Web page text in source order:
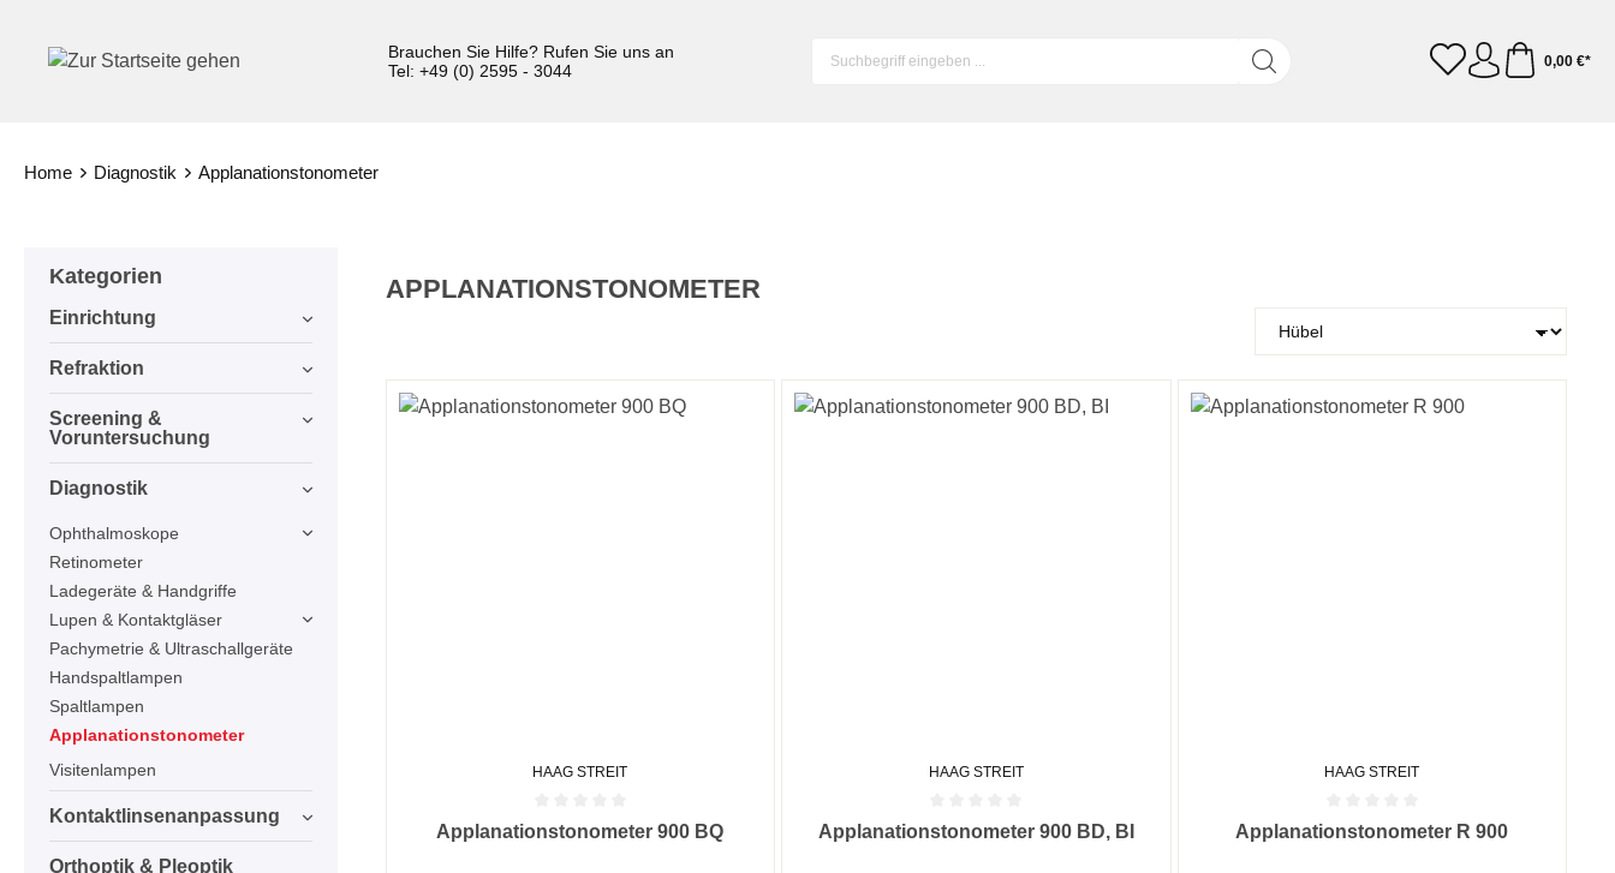
Brauchen Sie Hilfe? Rufen Sie uns an
Tel: +49 (0) 2595 - 3044
0,00 €*
Home Diagnostik Applanationstonometer
Kategorien
Einrichtung
Refraktion
Screening &
Voruntersuchung
Diagnostik
Ophthalmoskope
Retinometer
Ladegeräte & Handgriffe
Lupen & Kontaktgläser
Pachymetrie & Ultraschallgeräte
Handspaltlampen
Spaltlampen
Applanationstonometer
Visitenlampen
Kontaktlinsenanpassung
Orthoptik & Pleoptik
APPLANATIONSTONOMETER
HAAG STREIT
Durchschnittliche Bewertung von 0 von 5 Sternen
Applanationstonometer 900 BQ
HAAG STREIT
Durchschnittliche Bewertung von 0 von 5 Sternen
Applanationstonometer 900 BD, BI
HAAG STREIT
Durchschnittliche Bewertung von 0 von 5 Sternen
Applanationstonometer R 900